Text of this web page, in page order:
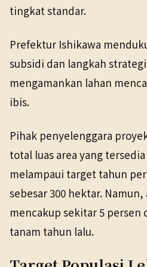
tingkat standar.
Prefektur Ishikawa
subsidi dan langkah
mengamankan lahan
ibis.
Pihak penyelenggara
total luas area yang
melampaui target tahun
sebesar 300 hektar.
mencakup sekitar 5 persen
tanam tahun lalu.